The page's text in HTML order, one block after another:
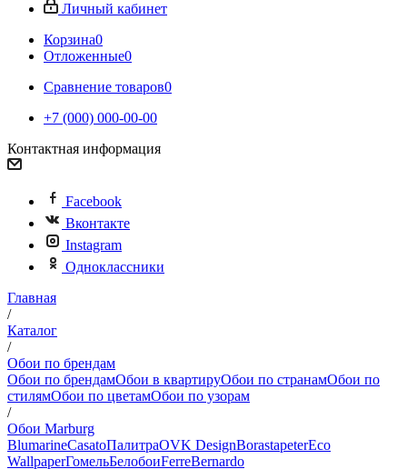
Личный кабинет
Корзина0
Отложенные0
Сравнение товаров0
+7 (000) 000-00-00
Контактная информация
Facebook
Вконтакте
Instagram
Одноклассники
Главная
/
Каталог
/
Обои по брендам
Обои по брендамОбои в квартируОбои по странамОбои по
стилямОбои по цветамОбои по узорам
/
Обои Marburg
BlumarineCasatoПалитраOVK DesignBorastapeterEco
WallpaperГомельБелобоиFerreBernardo